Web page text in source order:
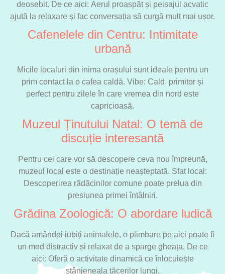
deosebit. De ce aici: Aerul proaspăt și peisajul acvatic
ajută la relaxare și fac conversația să curgă mult mai ușor.
Cafenelele din Centru: Intimitate
urbană
Micile localuri din inima orașului sunt ideale pentru un
prim contact la o cafea caldă. Vibe: Cald, primitor și
perfect pentru zilele în care vremea din nord este
capricioasă.
Muzeul Ținutului Natal: O temă de
discuție interesantă
Pentru cei care vor să descopere ceva nou împreună,
muzeul local este o destinație neașteptată. Sfat local:
Descoperirea rădăcinilor comune poate prelua din
presiunea primei întâlniri.
Grădina Zoologică: O abordare ludică
Dacă amândoi iubiți animalele, o plimbare pe aici poate fi
un mod distractiv și relaxat de a sparge gheața. De ce
aici: Oferă o activitate dinamică ce înlocuiește
stânjeneala tăcerilor lungi.